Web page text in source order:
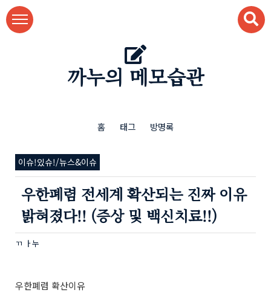
본문 바로가기
까누의 메모습관
홈 태그 방명록
이슈!있슈!/뉴스&이슈
우한폐렴 전세계 확산되는 진짜 이유
밝혀졌다!! (증상 및 백신치료!!)
ㄲ ㅏ누
우한폐렴 확산이유